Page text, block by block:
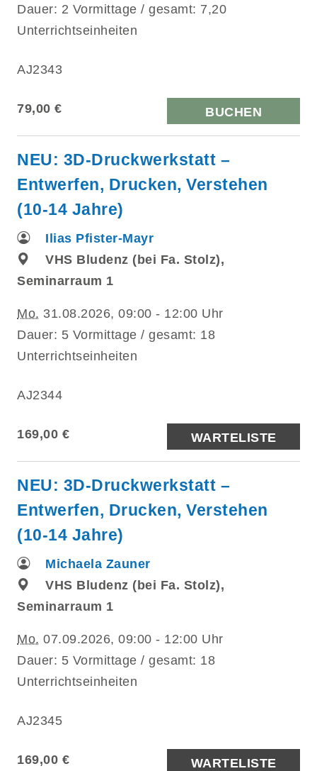
Dauer: 2 Vormittage / gesamt: 7,20
Unterrichtseinheiten
AJ2343
79,00 € BUCHEN
NEU: 3D-Druckwerkstatt –
Entwerfen, Drucken, Verstehen
(10-14 Jahre)
Ilias Pfister-Mayr
VHS Bludenz (bei Fa. Stolz),
Seminarraum 1
Mo. 31.08.2026, 09:00 - 12:00 Uhr
Dauer: 5 Vormittage / gesamt: 18
Unterrichtseinheiten
AJ2344
169,00 € WARTELISTE
NEU: 3D-Druckwerkstatt –
Entwerfen, Drucken, Verstehen
(10-14 Jahre)
Michaela Zauner
VHS Bludenz (bei Fa. Stolz),
Seminarraum 1
Mo. 07.09.2026, 09:00 - 12:00 Uhr
Dauer: 5 Vormittage / gesamt: 18
Unterrichtseinheiten
AJ2345
169,00 € WARTELISTE